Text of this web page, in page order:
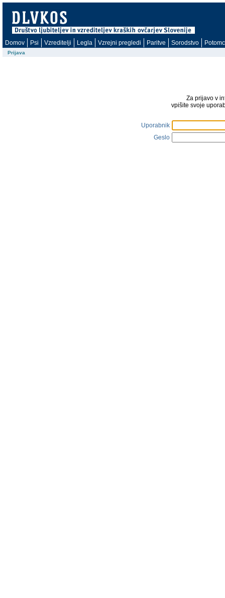
Domov Psi Vzreditelji Legla Vzrejni pregledi Paritve Sorodstvo
Prijava
Za prijavo v
vpišite svoje
Uporabnik
Geslo